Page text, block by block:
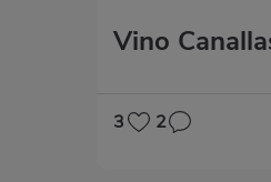
Vino
3 2